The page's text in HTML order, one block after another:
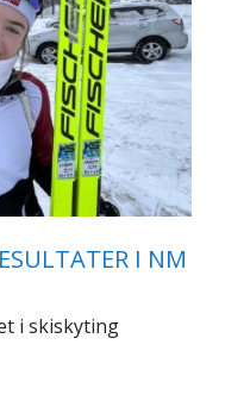
I NM
i skiskyting